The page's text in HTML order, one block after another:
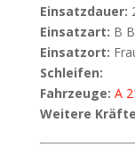
Einsatzdauer:
Einsatzart: B
Einsatzort:
Schleifen:
Fahrzeuge: A
Weitere